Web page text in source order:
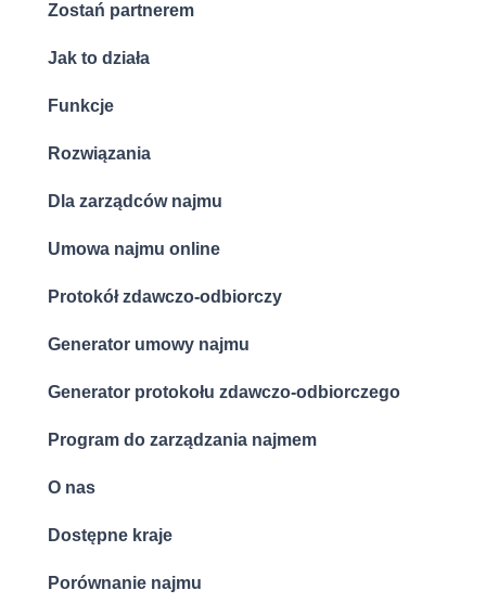
Zostań partnerem
Jak to działa
Funkcje
Rozwiązania
Dla zarządców najmu
Umowa najmu online
Protokół zdawczo-odbiorczy
Generator umowy najmu
Generator protokołu zdawczo-odbiorczego
Program do zarządzania najmem
O nas
Dostępne kraje
Porównanie najmu